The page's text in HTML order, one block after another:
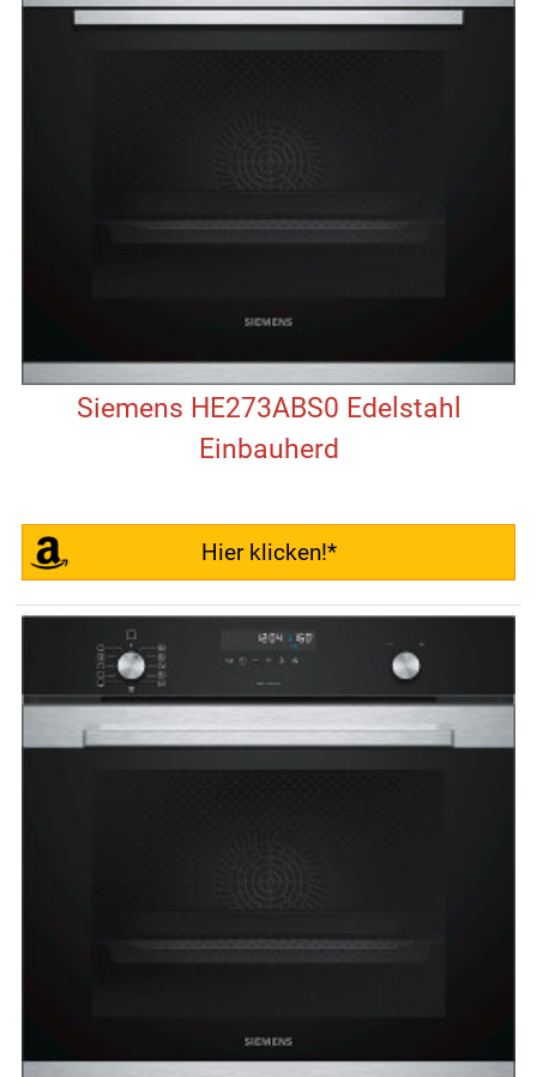
Siemens HE273ABS0 Edelstahl
Einbauherd
Hier klicken!*